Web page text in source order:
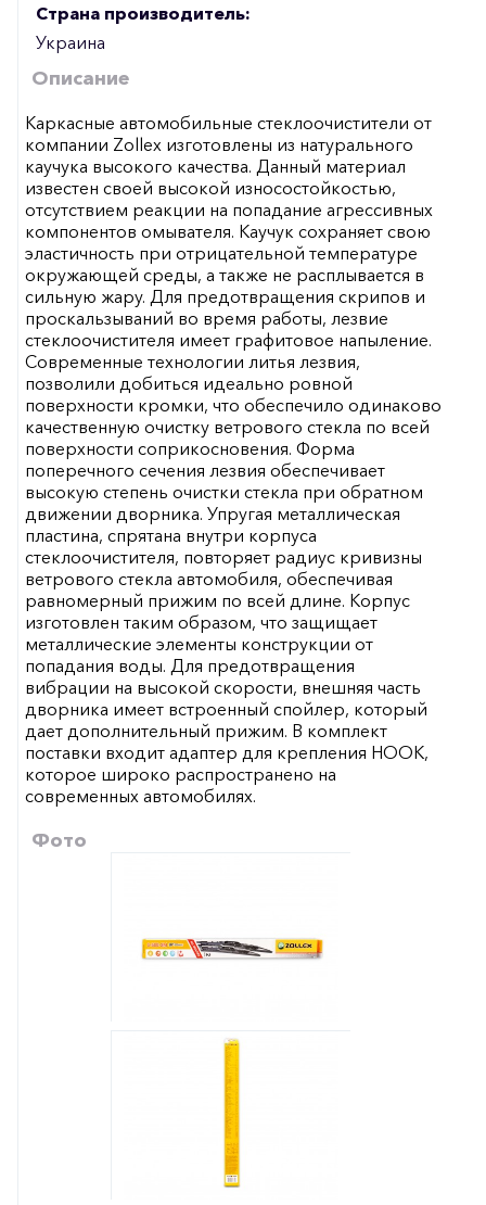
Страна производитель:
Украина
Описание
Каркасные автомобильные стеклоочистители от
компании Zollex изготовлены из натурального
каучука высокого качества. Данный материал
известен своей высокой износостойкостью,
отсутствием реакции на попадание агрессивных
компонентов омывателя. Каучук сохраняет свою
эластичность при отрицательной температуре
окружающей среды, а также не расплывается в
сильную жару. Для предотвращения скрипов и
проскальзываний во время работы, лезвие
стеклоочистителя имеет графитовое напыление.
Современные технологии литья лезвия,
позволили добиться идеально ровной
поверхности кромки, что обеспечило одинаково
качественную очистку ветрового стекла по всей
поверхности соприкосновения. Форма
поперечного сечения лезвия обеспечивает
высокую степень очистки стекла при обратном
движении дворника. Упругая металлическая
пластина, спрятана внутри корпуса
стеклоочистителя, повторяет радиус кривизны
ветрового стекла автомобиля, обеспечивая
равномерный прижим по всей длине. Корпус
изготовлен таким образом, что защищает
металлические элементы конструкции от
попадания воды. Для предотвращения
вибрации на высокой скорости, внешняя часть
дворника имеет встроенный спойлер, который
дает дополнительный прижим. В комплект
поставки входит адаптер для крепления HOOK,
которое широко распространено на
современных автомобилях.
Фото